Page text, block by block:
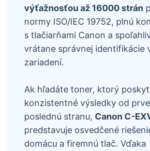
výťažnosťou až 16000 strán
normy ISO/IEC 19752, plnú
s tlačiarňami Canon a
vrátane správnej identifikácie
zariadení.
Ak hľadáte toner, ktorý
konzistentné výsledky od
poslednú stranu, Canon C-
predstavuje osvedčené
domácu a firemnú tlač. Vďaka